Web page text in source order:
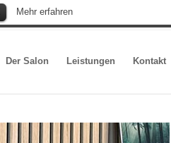
Der Salon Leistungen Kontakt
Mehr erfahren